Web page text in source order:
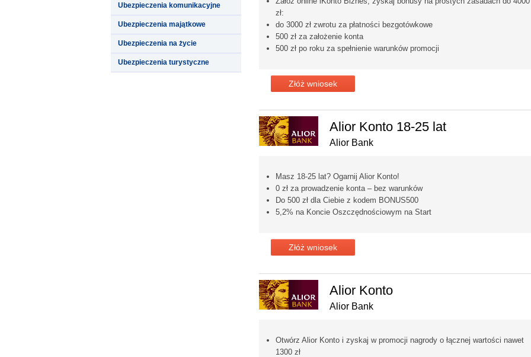
Ubezpieczenia komunikacyjne
Ubezpieczenia majątkowe
Ubezpieczenia na życie
Ubezpieczenia turystyczne
zł:
do 3000 zł zwrotu za płatności bezgotówkowe
500 zł za założenie konta
500 zł po roku za spełnienie warunków promocji
Złóż wniosek
Alior Konto 18-25 lat
Alior Bank
Masz 18-25 lat? Ogarnij Alior Konto!
0 zł za prowadzenie konta – bez warunków
Do 500 zł dla Ciebie z kodem BONUS500
5,2% na Koncie Oszczędnościowym na Start
Złóż wniosek
Alior Konto
Alior Bank
Otwórz Alior Konto i zyskaj w promocji nagrody o łącznej wartości nawet
1300 zł